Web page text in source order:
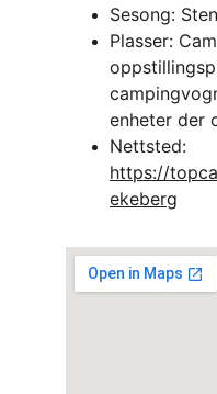
Sesong:
Plasser:
enheter der
Nettsted:
https://
ekeberg